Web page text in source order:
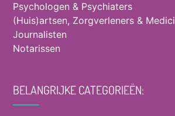
Psychologen & Psychiaters
(Huis)artsen, Zorgverleners & Medici
Journalisten
Notarissen
BELANGRIJKE CATEGORIEËN: